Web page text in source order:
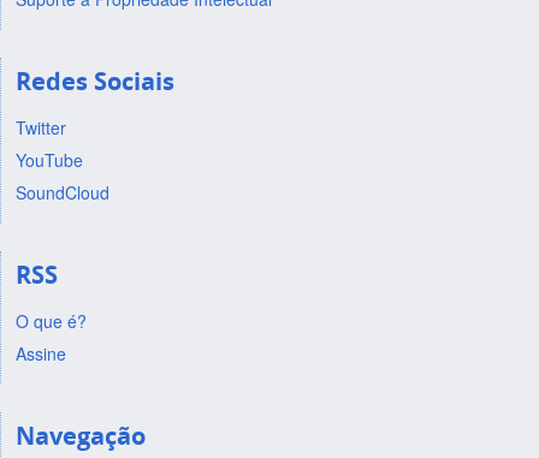
Redes Sociais
Twitter
YouTube
SoundCloud
RSS
O que é?
Assine
Navegação